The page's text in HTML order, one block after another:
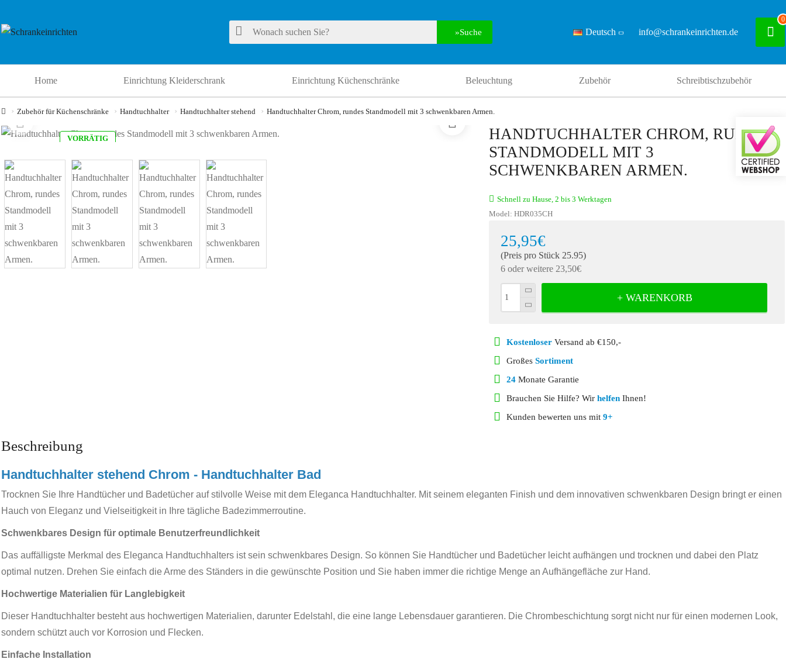
Suche Deutsch info@schrankeinrichten.de
0
Home Einrichtung Kleiderschrank Einrichtung Küchenschränke Beleuchtung Zubehör Schreibtischzubehör
Zubehör für Küchenschränke Handtuchhalter Handtuchhalter stehend Handtuchhalter Chrom, rundes Standmodell mit 3 schwenkbaren Armen.
VORRÄTIG
HANDTUCHHALTER CHROM, RUNDES
STANDMODELL MIT 3
SCHWENKBAREN ARMEN.
Schnell zu Hause, 2 bis 3 Werktagen
Model: HDR035CH
25,95€
(Preis pro Stück 25.95)
6 oder weitere 23,50€
+ WARENKORB
KostenloserVersand ab €150,-
Großes Sortiment
24Monate Garantie
Brauchen Sie Hilfe? Wir helfenIhnen!
Kunden bewerten uns mit 9+
Beschreibung
Handtuchhalter stehend Chrom - Handtuchhalter Bad
Trocknen Sie Ihre Handtücher und Badetücher auf stilvolle Weise mit dem Eleganca Handtuchhalter. Mit seinem eleganten Finish und dem innovativen schwenkbaren Design bringt er einen
Hauch von Eleganz und Vielseitigkeit in Ihre tägliche Badezimmerroutine.
Schwenkbares Design für optimale Benutzerfreundlichkeit
Das auffälligste Merkmal des Eleganca Handtuchhalters ist sein schwenkbares Design. So können Sie Handtücher und Badetücher leicht aufhängen und trocknen und dabei den Platz
optimal nutzen. Drehen Sie einfach die Arme des Ständers in die gewünschte Position und Sie haben immer die richtige Menge an Aufhängefläche zur Hand.
Hochwertige Materialien für Langlebigkeit
Dieser Handtuchhalter besteht aus hochwertigen Materialien, darunter Edelstahl, die eine lange Lebensdauer garantieren. Die Chrombeschichtung sorgt nicht nur für einen modernen Look,
sondern schützt auch vor Korrosion und Flecken.
Einfache Installation